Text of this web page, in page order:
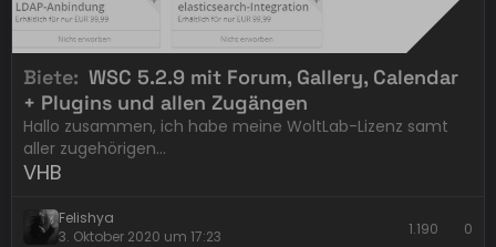
Biete
WSC 5.2.9 mit Forum, Gallery, Calendar
+ Plugins und allen Zugängen
Hallo zusammen, ich habe meine WoltLab-Lizenz samt
aller zugehörigen…
VHB
Felishya
3. Oktober 2020 um 17:23
1.190 0